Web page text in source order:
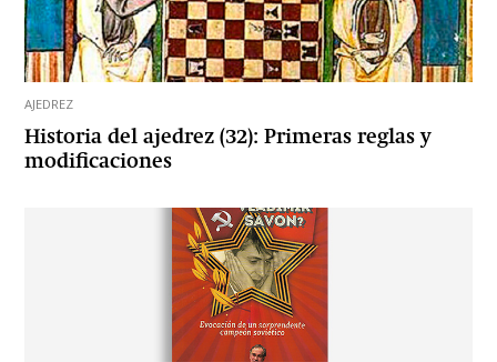
AJEDREZ
Historia del ajedrez (32): Primeras reglas y
modificaciones